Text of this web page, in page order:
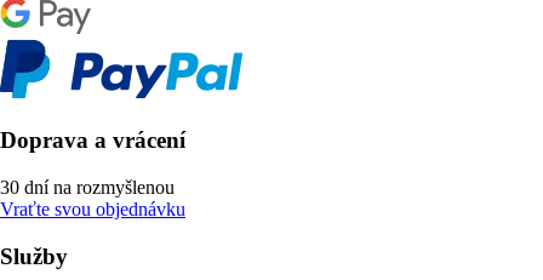
Doprava a vrácení
30 dní na rozmyšlenou
Vraťte svou objednávku
Služby